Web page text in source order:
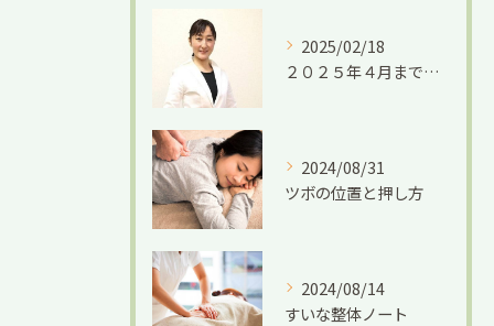
2025/02/18
２０２５年４月までの限定募集です。
2024/08/31
ツボの位置と押し方
2024/08/14
すいな整体ノート